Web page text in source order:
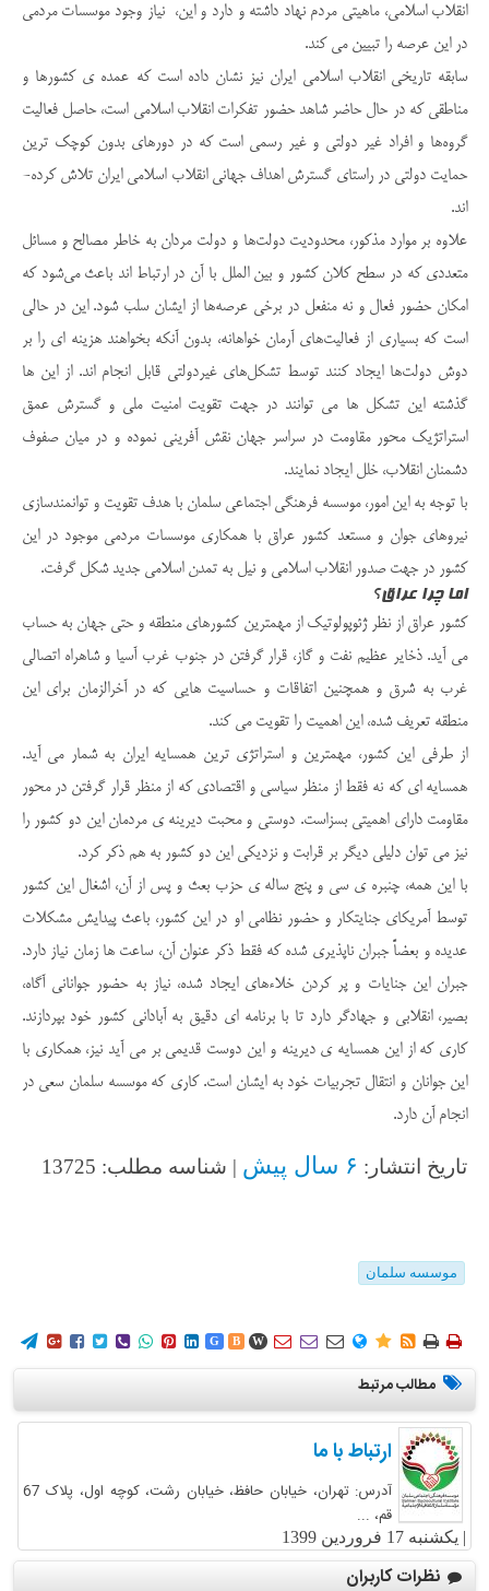
انقلاب اسلامی، ماهیتی مردم نهاد داشته و دارد و این، نیاز وجود موسسات مردمی
در این عرصه را تبیین می ­کند.
سابقه تاریخی انقلاب اسلامی ایران نیز نشان داده است که عمده ­ی کشور‌ها و
مناطقی که در حال حاضر شاهد حضور تفکرات انقلاب اسلامی است، حاصل فعالیت
گروه‌‌ها و افراد غیر دولتی و غیر رسمی است که در دور‌ه­ای بدون کوچک­ ترین
حمایت دولتی در راستای گسترش اهداف ‌جهانی انقلاب اسلامی ایران تلاش کرد‌ه­
اند.
علاوه بر موارد مذکور، محدودیت دولت‌ها و دولت ­مردان به خاطر مصالح و مسائل
متعددی که در سطح کلان کشور و بین­ الملل با آن در ارتباط اند باعث می‌شود که
امکان حضور فعال و نه منفعل در برخی عرصه‌‌ها از ایشان سلب شود. این در حالی
است که بسیاری از فعالیت­‌های آرمان­ خوا‌هانه، بدون آن­که بخواهند هزینه ­ای را بر
دوش دولت‌ها ایجاد کنند توسط تشکل‌های غیردولتی قابل انجام اند. از این ها
گذشته این تشکل­ ها می ­توانند در جهت تقویت امنیت ملی و گسترش عمق
استراتژیک محور مقاومت در سراسر جهان نقش آفرینی نموده و در میان صفوف
دشمنان انقلاب، خلل ایجاد نمایند.
با توجه به این امور، موسسه فرهنگی اجتماعی سلمان با هدف تقویت و توانمندسازی
نیروهای جوان و مستعد کشور عراق با همکاری موسسات مردمی موجود در این
کشور در جهت صدور انقلاب اسلامی و نیل به تمدن اسلامی جدید شکل گرفت.
اما چرا عراق؟
کشور عراق از نظر ژئوپولوتیک از مهم­ترین کشورهای منطقه و حتی جهان به حساب
می ­آید. ذخایر عظیم نفت و گاز، قرار گرفتن در جنوب غرب آسیا و شاه­راه اتصالی
غرب به شرق و هم­چنین اتفاقات و حساسیت­ هایی که در آخرالزمان برای این
منطقه تعریف شده، این اهمیت را تقویت می ­کند.
از طرفی این کشور، مهم­ترین و استراتژی­ ترین همسایه ایران به شمار می ­آید.
همسایه ­ای که نه فقط از منظر سیاسی و اقتصادی که از منظر قرار گرفتن در محور
مقاومت دارای اهمیتی بسزاست. دوستی و محبت دیرینه­ ی مردمان این دو کشور را
نیز می­ توان دلیلی دیگر بر قرابت و نزدیکی این دو کشور به هم ذکر کرد.
با این همه، چنبره ­ی سی و پنج ساله ­ی حزب بعث و پس از آن، اشغال این کشور
توسط آمریکای جنایت­کار و حضور نظامی او در این کشور، باعث پیدایش مشکلات
عدیده و بعضاً جبران ناپذیری شده که فقط ذکر عنوان آن، ساعت ­ها زمان نیاز دارد.
جبران این جنایات و پر کردن خلاءهای ایجاد شده، نیاز به حضور جوانانی آگاه،
بصیر، انقلابی و جهادگر دارد تا با برنامه ­ای دقیق به آبادانی کشور خود بپردازند.
کاری که از این همسایه­ ی دیرینه و این دوست قدیمی بر می­ آید نیز، همکاری با
این جوانان و انتقال تجربیات خود به ایشان است. کاری که موسسه سلمان سعی در
انجام آن دارد.
تاریخ انتشار: ۶ سال پیش | شناسه مطلب: 13725
موسسه سلمان
        G B W        
مطالب مرتبط
ارتباط با ما
آدرس: تهران، خیابان حافظ، خیابان رشت، کوچه اول، پلاک 67
قم، ...
| یکشنبه 17 فروردین 1399
نظرات کاربران